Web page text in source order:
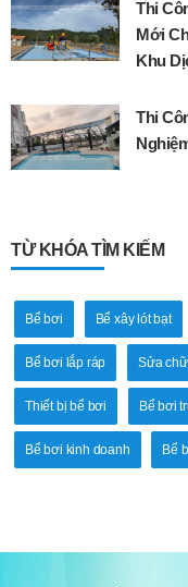
Thi
Mới
Khu
Thi
TỪ KHÓA TÌM KIẾM
Bể bơi Bể xây lót bạt
Bể bơi lắp ráp Sửa
Thiết bị bể bơi Bể bơi
Bể bơi kinh doanh Bể